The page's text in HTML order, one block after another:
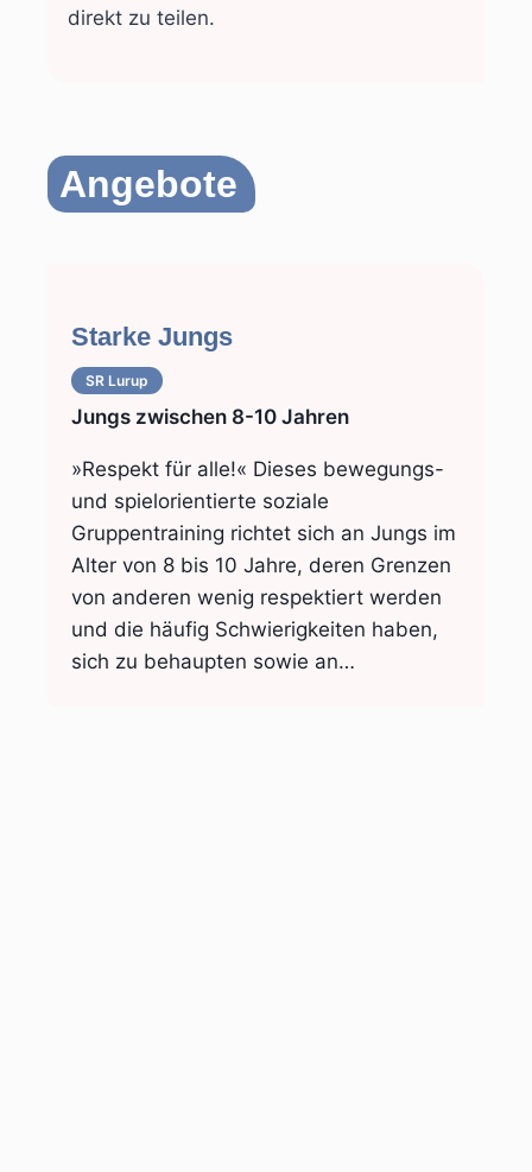
direkt zu teilen.
Angebote
Starke Jungs
SR Lurup
Jungs zwischen 8-10 Jahren
»Respekt für alle!« Dieses bewegungs-
und spielorientierte soziale
Gruppentraining richtet sich an Jungs im
Alter von 8 bis 10 Jahre, deren Grenzen
von anderen wenig respektiert werden
und die häufig Schwie­rigkeiten haben,
sich zu behaupten sowie an…